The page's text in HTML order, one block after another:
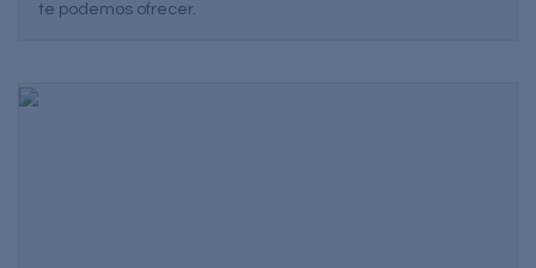
te podemos ofrecer.